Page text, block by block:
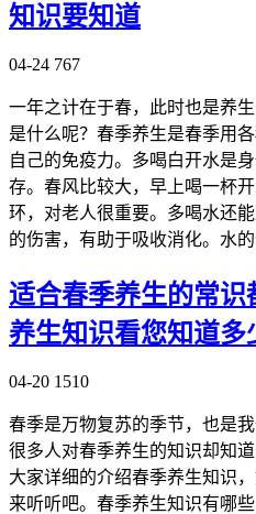
知识要知道
04-24 767
一年之计在于春，此时也是养
是什么呢？春季养生是春季用
自己的免疫力。多喝白开水是
存。春风比较大，早上喝一杯
环，对老人很重要。多喝水还
的伤害，有助于吸收消化。水
适合春季养生的常
养生知识看您知道多
04-20 1510
春季是万物复苏的季节，也是
很多人对春季养生的知识却知
大家详细的介绍春季养生知识
来听听吧。春季养生知识有哪